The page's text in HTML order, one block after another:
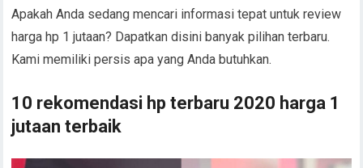
Apakah Anda sedang mencari informasi tepat untuk review
harga hp 1 jutaan? Dapatkan disini banyak pilihan terbaru.
Kami memiliki persis apa yang Anda butuhkan.
10 rekomendasi hp terbaru 2020 harga 1
jutaan terbaik